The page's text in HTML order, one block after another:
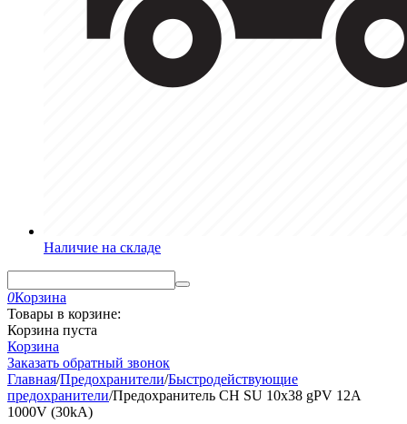
Наличие на складе
0Корзина
Товары в корзине:
Корзина пуста
Корзина
Заказать обратный звонок
Главная/Предохранители/Быстродействующие
предохранители/Предохранитель CH SU 10x38 gPV 12A
1000V (30kA)